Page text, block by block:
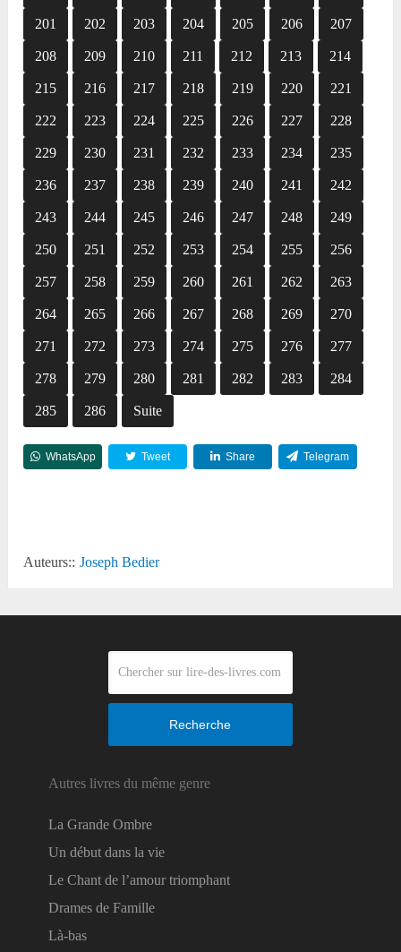
201 202 203 204 205 206 207
208 209 210 211 212 213 214
215 216 217 218 219 220 221
222 223 224 225 226 227 228
229 230 231 232 233 234 235
236 237 238 239 240 241 242
243 244 245 246 247 248 249
250 251 252 253 254 255 256
257 258 259 260 261 262 263
264 265 266 267 268 269 270
271 272 273 274 275 276 277
278 279 280 281 282 283 284
285 286 Suite
WhatsApp Tweet Share Telegram
Auteurs:: Joseph Bedier
Recherche
Autres livres du même genre
La Grande Ombre
Un début dans la vie
Le Chant de l’amour triomphant
Drames de Famille
Là-bas